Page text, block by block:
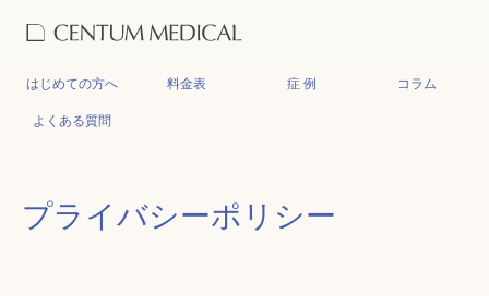
はじめての方へ 料金表 症 例
コラム
よくある質問
プライバシーポリシー